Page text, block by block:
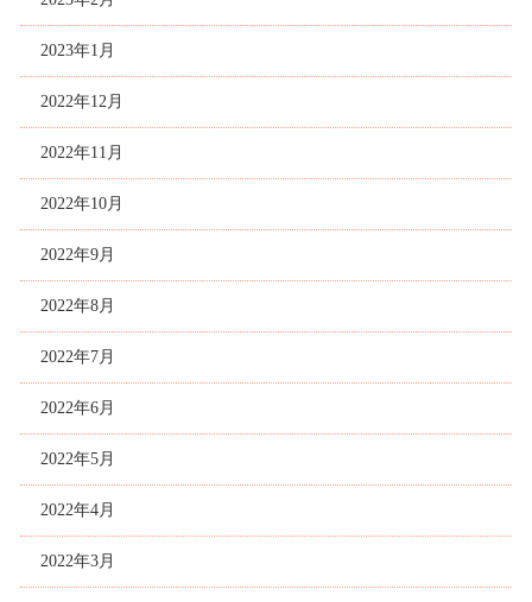
2023年1月
2022年12月
2022年11月
2022年10月
2022年9月
2022年8月
2022年7月
2022年6月
2022年5月
2022年4月
2022年3月